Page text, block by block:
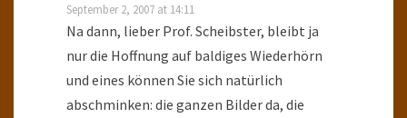
September 2, 2007 at 14:11
Na dann, lieber Prof. Scheibster, bleibt ja
nur die Hoffnung auf baldiges Wiederhörn
und eines können Sie sich natürlich
abschminken: die ganzen Bilder da, die